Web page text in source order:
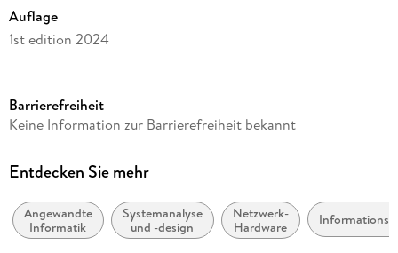
Auflage
1st edition 2024
Reihe
Herausgegeben von
Daniel Thalmann
Verlag/Hersteller
Barrierefreiheit
Keine Information zur Barrierefreiheit bekannt
Entdecken Sie mehr
Angewandte
Informatik
Systemanalyse
und -design
Netzwerk-
Hardware